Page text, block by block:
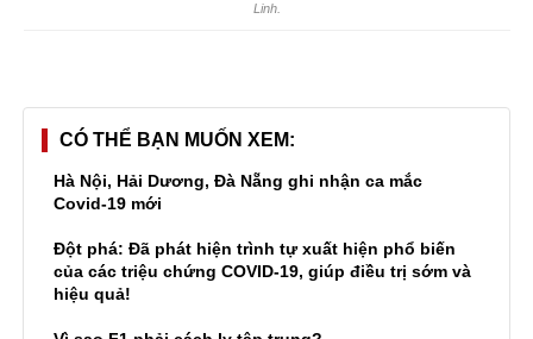
Linh.
CÓ THỂ BẠN MUỐN XEM
Hà Nội, Hải Dương, Đà Nẵng ghi nhận ca mắc
Covid-19 mới
Đột phá: Đã phát hiện trình tự xuất hiện phổ biến
của các triệu chứng COVID-19, giúp điều trị sớm và
hiệu quả!